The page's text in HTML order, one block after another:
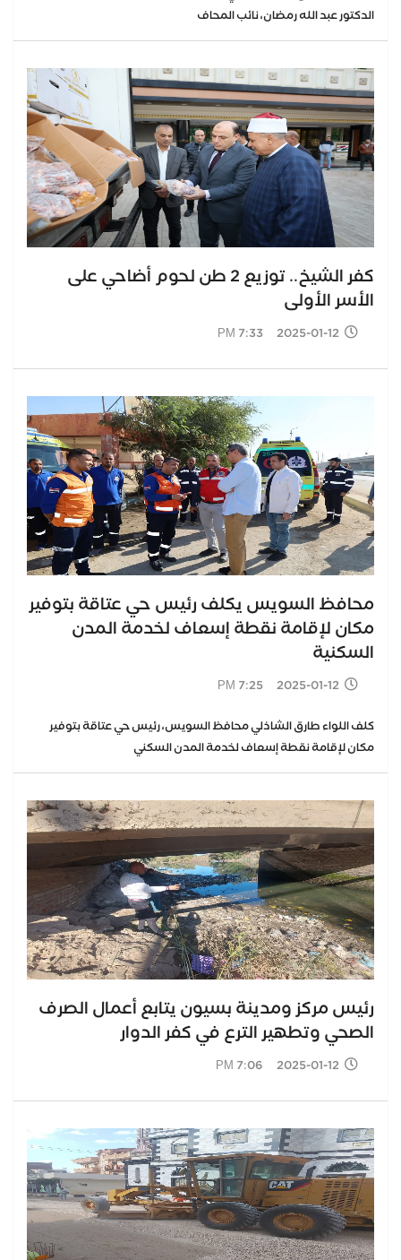
الدكتور عبد الله رمضان، نائب المحاف
كفر الشيخ.. توزيع 2 طن لحوم أضاحي على
الأسر الأولى
2025-01-12 7:33 PM
محافظ السويس يكلف رئيس حي عتاقة بتوفير
مكان لإقامة نقطة إسعاف لخدمة المدن
السكنية
2025-01-12 7:25 PM
كلف اللواء طارق الشاذلي محافظ السويس، رئيس حي عتاقة بتوفير
مكان لإقامة نقطة إسعاف لخدمة المدن السكني
رئيس مركز ومدينة بسيون يتابع أعمال الصرف
الصحي وتطهير الترع في كفر الدوار
2025-01-12 7:06 PM